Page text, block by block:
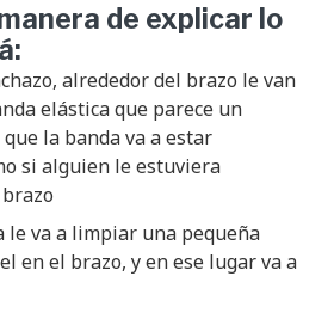
de explicar lo
alrededor del brazo le van
elástica que parece un
la banda va a estar
si alguien le estuviera
le va a limpiar una pequeña
en el brazo, y en ese lugar va a